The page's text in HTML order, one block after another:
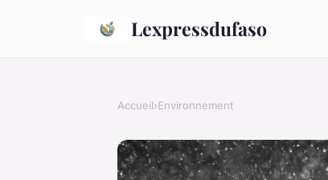
Lexpressdufaso
Accueil›Environnement